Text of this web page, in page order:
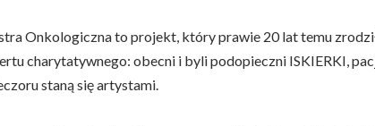
Onkologiczna to projekt, który prawie 20 lat temu
charytatywnego: obecni i byli podopieczni ISKIERKI,
staną się artystami.